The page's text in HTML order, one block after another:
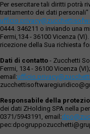
Per esercitare tali diritti potrà
trattamento dei dati
0444. 346211 o inviando una
Fermi,134 - 36100 Vicenza
ricezione della Sua richiesta
Dati di contatto - Zucchetti
Fermi, 134 - 36100 Vicenza
email:
Responsabile della
dei dati ZHolding SPA nella
0371/5943191, email: